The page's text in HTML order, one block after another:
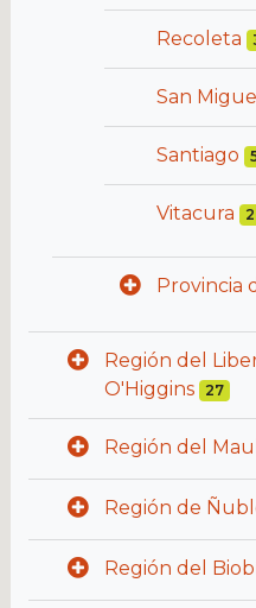
Recoleta
San Miguel
Santiago
Vitacura 2
Provincia
Región del
O'Higgins
27
Región del
Región de
Región del